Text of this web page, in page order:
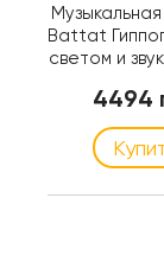
Battat
светом и
4494